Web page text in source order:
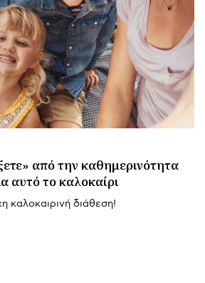
από την καθημερινότητα
αυτό το καλοκαίρι
καλοκαιρινή διάθεση!